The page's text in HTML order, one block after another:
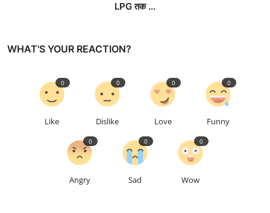
LPG तक ...
WHAT'S YOUR REACTION?
Like
0
Dislike
0
Love
0
Funny
0
Angry
0
Sad
0
Wow
0